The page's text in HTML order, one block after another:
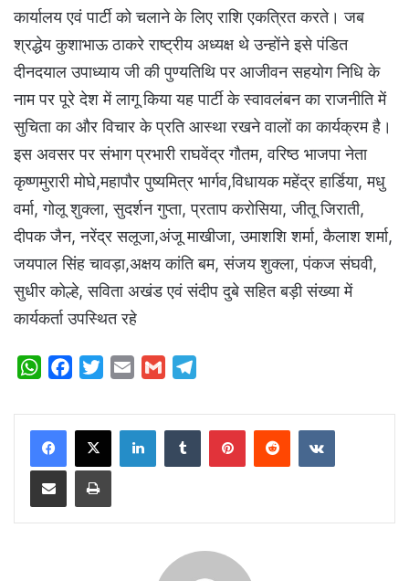
कार्यालय एवं पार्टी को चलाने के लिए राशि एकत्रित करते। जब
श्रद्धेय कुशाभाऊ ठाकरे राष्ट्रीय अध्यक्ष थे उन्होंने इसे पंडित
दीनदयाल उपाध्याय जी की पुण्यतिथि पर आजीवन सहयोग निधि के
नाम पर पूरे देश में लागू किया यह पार्टी के स्वावलंबन का राजनीति में
सुचिता का और विचार के प्रति आस्था रखने वालों का कार्यक्रम है।
इस अवसर पर संभाग प्रभारी राघवेंद्र गौतम, वरिष्ठ भाजपा नेता
कृष्णमुरारी मोघे,महापौर पुष्यमित्र भार्गव,विधायक महेंद्र हार्डिया, मधु
वर्मा, गोलू शुक्ला, सुदर्शन गुप्ता, प्रताप करोसिया, जीतू जिराती,
दीपक जैन, नरेंद्र सलूजा,अंजू माखीजा, उमाशशि शर्मा, कैलाश शर्मा,
जयपाल सिंह चावड़ा,अक्षय कांति बम, संजय शुक्ला, पंकज संघवी,
सुधीर कोल्हे, सविता अखंड एवं संदीप दुबे सहित बड़ी संख्या में
कार्यकर्ता उपस्थित रहे
W
a
t
A
p
c
e
b
o
i
r
a
i
a
l
l
e
g